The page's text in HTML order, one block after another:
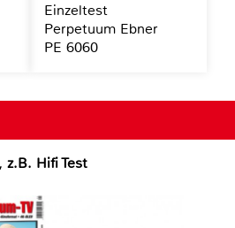
z.B. Hifi Test
Einzeltest
Perpetuum Ebner
PE 6060